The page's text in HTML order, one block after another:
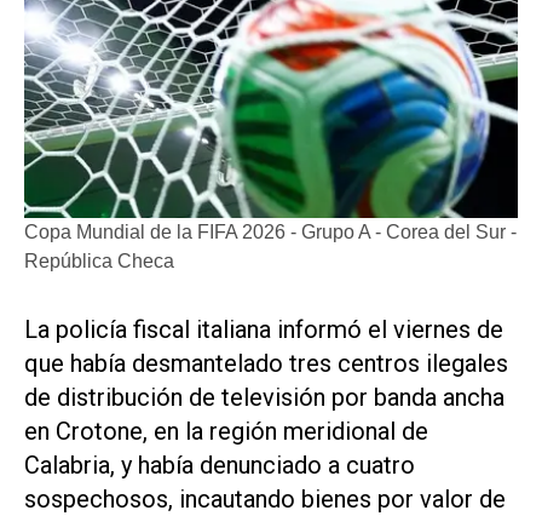
Copa Mundial de la FIFA 2026 - Grupo A - Corea del Sur -
República Checa
La policía fiscal italiana informó el viernes de
que ‌había desmantelado tres ‌centros ilegales
de distribución de televisión por banda ancha
en Crotone, en la región meridional de
Calabria, y había denunciado a cuatro
sospechosos, incautando bienes por ​valor de